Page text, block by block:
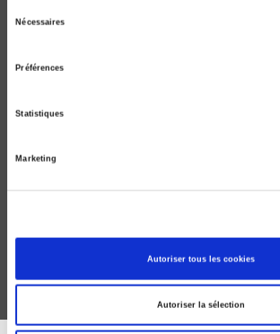
Nécessaires
Préférences
Statistiques
Marketing
Autoriser tous les cookies
Autoriser la sélection
Politiques publiques 3, Les